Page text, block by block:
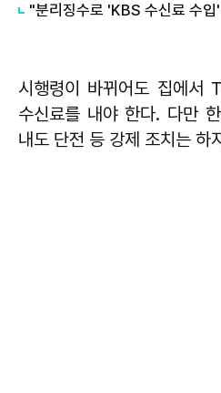
시행령이 바뀌어도 집에서
수신료를 내야 한다. 다만
내도 단전 등 강제 조치는 하